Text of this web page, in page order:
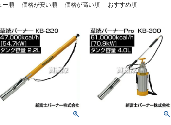
ー順 価格が安い順 価格が高い順 おすすめ順